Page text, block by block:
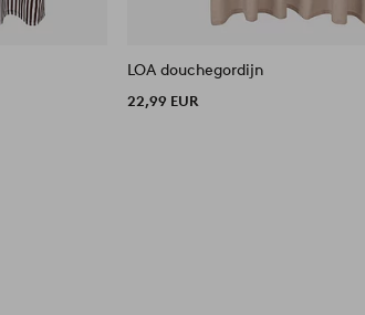
LOA douchegordijn
22,99 EUR